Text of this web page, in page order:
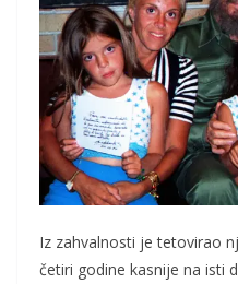
Iz zahvalnosti je tetovirao
četiri godine kasnije na isti